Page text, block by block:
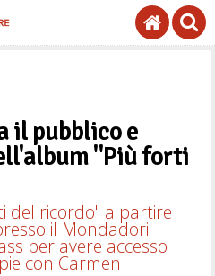
il pubblico e
"Più forti
del ricordo" a partire
il Mondadori
per avere accesso
con Carmen